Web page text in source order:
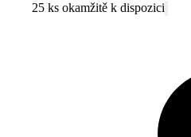
25 ks okamžitě k dispozici